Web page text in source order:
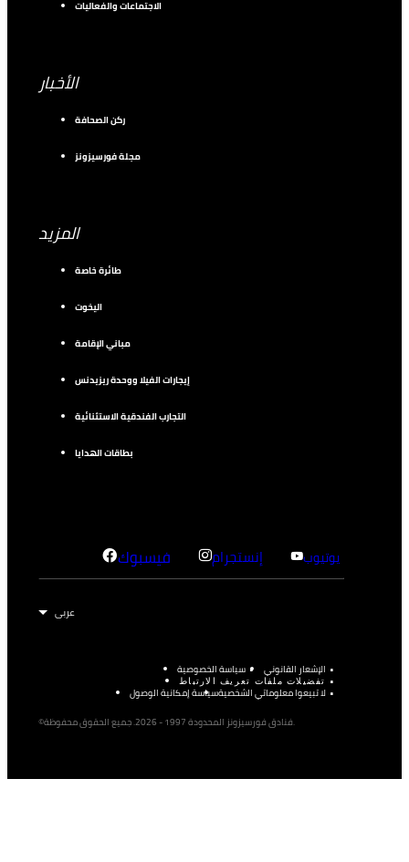
الاجتماعات والفعاليات
الأخبار
ركن الصحافة
مجلة فورسيزونز
المزيد
طائرة خاصة
اليخوت
مباني الإقامة
إيجارات الفيلا ووحدة ريزيدنس
التجارب الفندقية الاستثنائية
بطاقات الهدايا
فيسبوك إنستجرام يوتيوب
الإشعار القانوني سياسة الخصوصية
تفضيلات ملفات تعريف الارتباط
لا تبيعوا معلوماتي الشخصيةسياسة إمكانية الوصول
©فنادق فورسيزونز المحدودة 1997 - 2026. جميع الحقوق محفوظة.